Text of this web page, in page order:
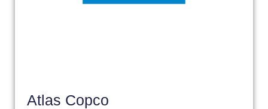
Atlas Copco